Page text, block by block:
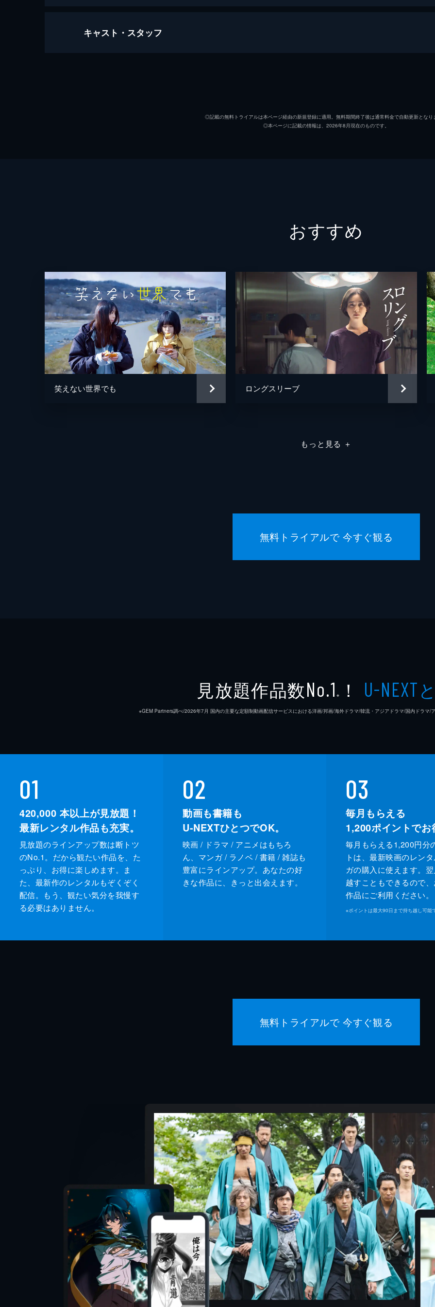
翔んだタックル大旋風
キャスト・スタッフ
夏海
金子隼也
監督 小野峻志
脚本 小野峻志
音楽 一本杉洸紀
◎記載の無料トライアルは本ページ経由の新規登録に適用。無料期間終了後は通常料金で自動更新となり
◎本ページに記載の情報は、2026年8月現在のものです。
おすすめ
笑えない世界でも ロングスリーブ
もっと見る ＋
無料トライアルで 今すぐ観る
見放題作品数No.1 ※ ！ U-NEXT
※GEM Partners調べ/2026年7⽉ 国内の主要な定額制動画配信サービスにおける洋画/邦画/海外ドラマ/韓流・アジアドラマ/国内ドラマ/
01
420,000 本以上が見放題！
最新レンタル作品も充実。
見放題のラインアップ数は断トツ
のNo.1。だから観たい作品を、た
っぷり、お得に楽しめます。ま
た、最新作のレンタルもぞくぞく
配信。もう、観たい気分を我慢す
る必要はありません。
02
動画も書籍も
U-NEXTひとつでOK。
映画 / ドラマ / アニメはもちろ
ん、マンガ / ラノベ / 書籍 / 雑誌も
豊富にラインアップ。あなたの好
きな作品に、きっと出会えます。
03
毎月もらえる
1,200ポイントでお
毎月もらえる1,200円分
トは、最新映画のレン
ガの購入に使えます。
越すこともできるので
作品にご利用ください。
※ポイントは最大90日まで持ち越し可能
無料トライアルで 今すぐ観る